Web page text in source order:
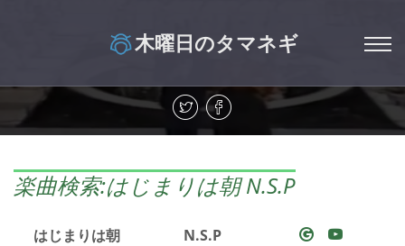
木曜日のタマネギ
楽曲検索:はじまりは朝 N.S.P
はじまりは朝
N.S.P